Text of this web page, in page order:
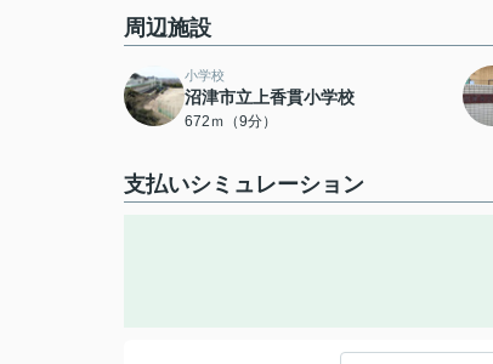
周辺施設
小学校
沼津市立上香貫小学校
672ｍ（9分）
支払いシミュレーション